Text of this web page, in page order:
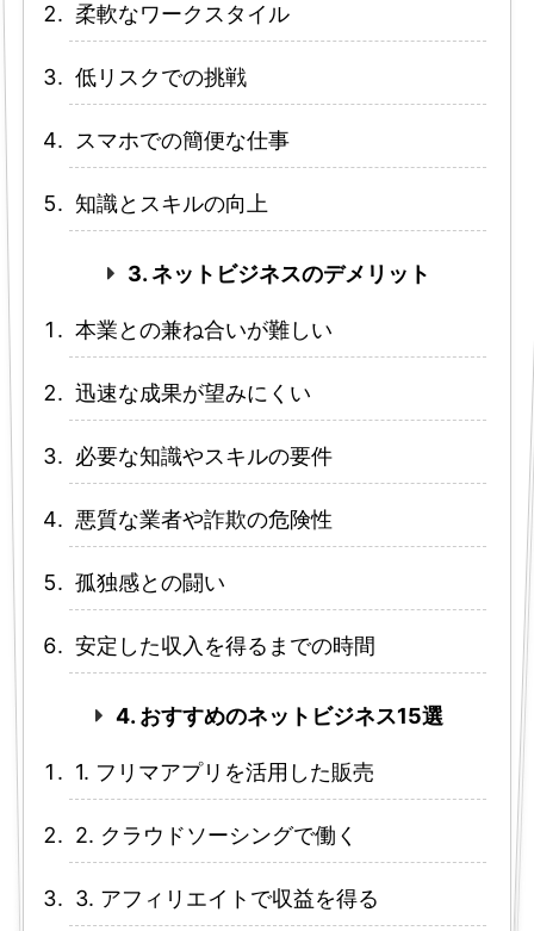
柔軟なワークスタイル
低リスクでの挑戦
スマホでの簡便な仕事
知識とスキルの向上
3. ネットビジネスのデメリット
本業との兼ね合いが難しい
迅速な成果が望みにくい
必要な知識やスキルの要件
悪質な業者や詐欺の危険性
孤独感との闘い
安定した収入を得るまでの時間
4. おすすめのネットビジネス15選
1. フリマアプリを活用した販売
2. クラウドソーシングで働く
3. アフィリエイトで収益を得る